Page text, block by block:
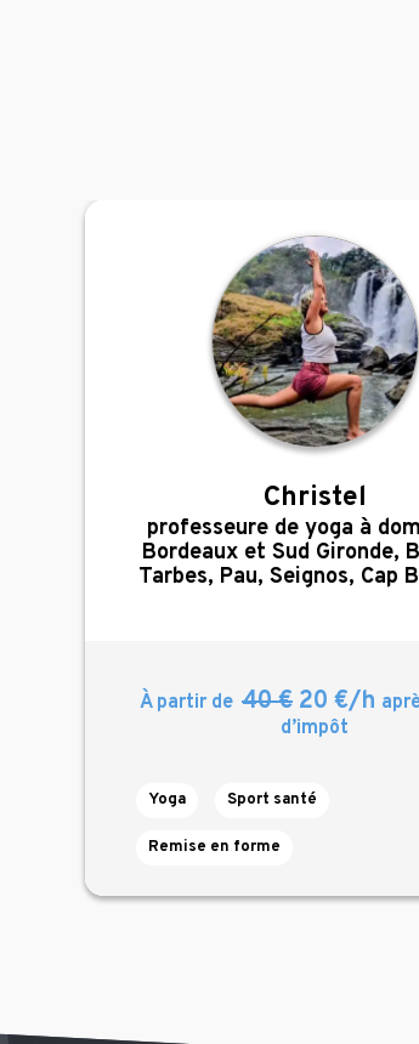
Christel
,
professeure de yoga à
Bordeaux et Sud Gironde,
Tarbes, Pau, Seignos, Cap
À partir de 40 € 20 €/h
d’impôt
Yoga Sport santé
Remise en forme